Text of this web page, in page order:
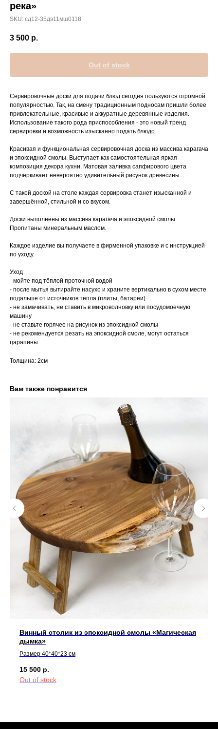
река»
SKU: сд12-35дэ11мш0118
3 500 р.
Out of stock
Сервировочные доски для подачи блюд сегодня пользуются огромной
популярностью. Так, на смену традиционным подносам пришли более
привлекательные, красивые и аккуратные деревянные изделия.
Использование такого рода приспособления - это новый тренд
сервировки и возможность изысканно подать блюдо.
Красивая и функциональная сервировочная доска из массива карагача
и эпоксидной смолы. Выступает как самостоятельная яркая
композиция декора кухни. Матовая заливка сапфирового цвета
подчёркивает невероятно удивительный рисунок древесины.
С такой доской на столе каждая сервировка станет изысканной и
завершённой, стильной и со вкусом.
Доски выполнены из массива карагача и эпоксидной смолы.
Пропитаны минеральным маслом.
Каждое изделие вы получаете в фирменной упаковке и с инструкцией
по уходу.
Уход
- мойте под тёплой проточной водой
- после мытья вытирайте насухо и храните вертикально в сухом месте
подальше от источников тепла (плиты, батареи)
- не замачивать, не ставить в микроволновку или посудомоечную
машину
- не ставьте горячее на рисунок из эпоксидной смолы
- не рекомендуется резать на эпоксидной смоле, могут остаться
царапины.
Толщина: 2см
Вам также понравится
Винный столик из эпоксидной смолы «Магическая
дымка»
Размер 40*40*23 см
15 500 р.
Out of stock